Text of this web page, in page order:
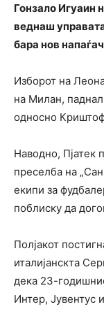
Гонзало Игуаин
веднаш
бара нов
Изборот на
на Милан,
односно
Наводно, Пјатек
преселба на
екипи за
поблиску да
Полјакот
италијанскта
дека 23-
Интер, Јувентус